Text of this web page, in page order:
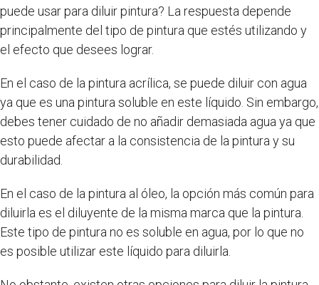
puede usar para diluir pintura? La respuesta depende
principalmente del tipo de pintura que estés utilizando y
el efecto que desees lograr.
En el caso de la pintura acrílica, se puede diluir con agua
ya que es una pintura soluble en este líquido. Sin embargo,
debes tener cuidado de no añadir demasiada agua ya que
esto puede afectar a la consistencia de la pintura y su
durabilidad.
En el caso de la pintura al óleo, la opción más común para
diluirla es el diluyente de la misma marca que la pintura.
Este tipo de pintura no es soluble en agua, por lo que no
es posible utilizar este líquido para diluirla.